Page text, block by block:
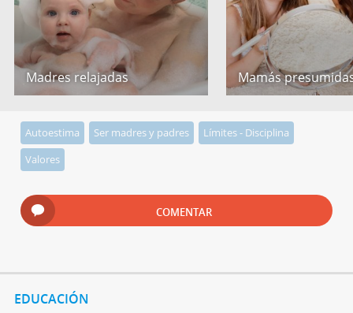
Madres relajadas Mamás
Autoestima Ser madres y padres
Límites - Disciplina
Valores
COMENTAR
EDUCACIÓN